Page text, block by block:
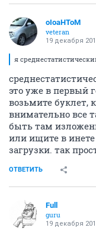
oIoaHToM
veteran
19 декабря
я
это уже в первый
возьмите буклет,
внимательно все
быть там
или ищите в инете
загрузки. так
ОТВЕТИТЬ
Full
guru
19 декабря